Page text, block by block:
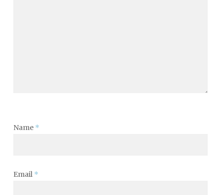
Name *
Email *